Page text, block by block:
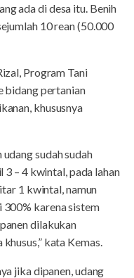
ada di desa itu. Benih
10 rean (50.000
Program Tani
bidang pertanian
khususnya
sudah sudah
3 – 4 kwintal, pada lahan
1 kwintal, namun
300% karena sistem
dilakukan
kata Kemas.
jika dipanen, udang